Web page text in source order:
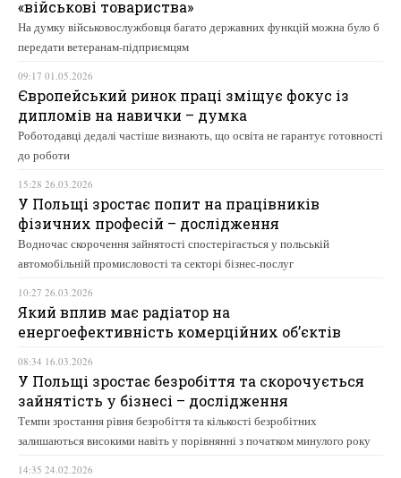
«військові товариства»
На думку військовослужбовця багато державних функцій можна було б
передати ветеранам-підприємцям
09:17 01.05.2026
Європейський ринок праці зміщує фокус із
дипломів на навички – думка
Роботодавці дедалі частіше визнають, що освіта не гарантує готовності
до роботи
15:28 26.03.2026
У Польщі зростає попит на працівників
фізичних професій – дослідження
Водночас скорочення зайнятості спостерігається у польській
автомобільній промисловості та секторі бізнес-послуг
10:27 26.03.2026
Який вплив має радіатор на
енергоефективність комерційних об’єктів
08:34 16.03.2026
У Польщі зростає безробіття та скорочується
зайнятість у бізнесі – дослідження
Темпи зростання рівня безробіття та кількості безробітних
залишаються високими навіть у порівнянні з початком минулого року
14:35 24.02.2026